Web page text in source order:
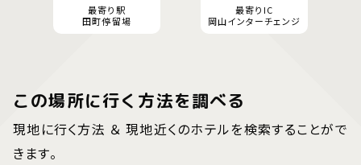
最寄り駅
田町停留場
最寄りIC
岡山インターチェンジ
この場所に行く方法を調べる
現地に行く方法 ＆ 現地近くのホテルを検索することがで
きます。